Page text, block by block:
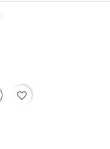
favorite_border